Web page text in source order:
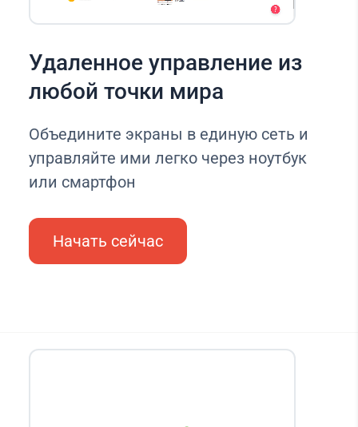
Удаленное управление из
любой точки мира
Объедините экраны в единую сеть и
управляйте ими легко через ноутбук
или смартфон
Начать сейчас